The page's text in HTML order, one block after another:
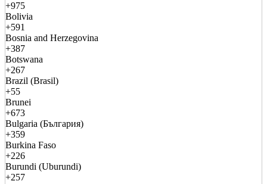
+975
Bolivia
+591
Bosnia and Herzegovina
+387
Botswana
+267
Brazil (Brasil)
+55
Brunei
+673
Bulgaria (България)
+359
Burkina Faso
+226
Burundi (Uburundi)
+257